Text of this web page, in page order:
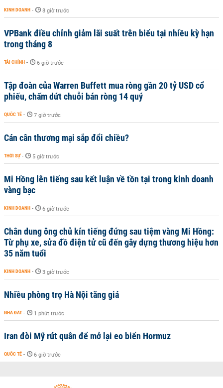
KINH DOANH - 8 giờ trước
VPBank điều chỉnh giảm lãi suất trên biểu tại nhiều kỳ hạn
trong tháng 8
TÀI CHÍNH - 6 giờ trước
Tập đoàn của Warren Buffett mua ròng gần 20 tỷ USD cổ
phiếu, chấm dứt chuỗi bán ròng 14 quý
QUỐC TẾ - 7 giờ trước
Cán cân thương mại sắp đổi chiều?
THỜI SỰ - 5 giờ trước
Mi Hồng lên tiếng sau kết luận về tồn tại trong kinh doanh
vàng bạc
KINH DOANH - 6 giờ trước
Chân dung ông chủ kín tiếng đứng sau tiệm vàng Mi Hồng:
Từ phụ xe, sửa đồ điện tử cũ đến gây dựng thương hiệu hơn
35 năm tuổi
KINH DOANH - 3 giờ trước
Nhiều phòng trọ Hà Nội tăng giá
NHÀ ĐẤT - 1 phút trước
Iran đòi Mỹ rút quân để mở lại eo biển Hormuz
QUỐC TẾ - 6 giờ trước